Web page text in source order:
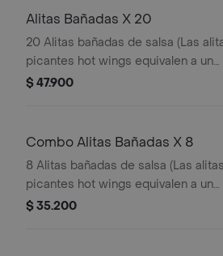
Alitas Bañadas X 20
20 Alitas bañadas de salsa (Las
picantes hot wings equivalen a un
trozo de ala)
$ 47.900
Combo Alitas Bañadas X 8
8 Alitas bañadas de salsa (Las alitas
picantes hot wings equivalen a un
trozo de ala) + 1 Papa Pequeña + 1
$ 35.200